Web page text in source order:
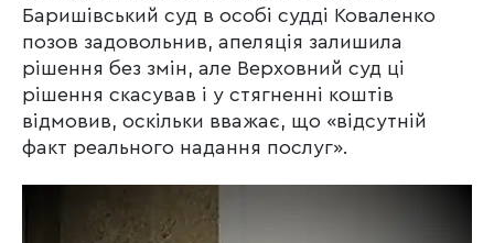
Баришівський суд в особі судді Коваленко
позов задовольнив, апеляція залишила
рішення без змін, але Верховний суд ці
рішення скасував і у стягненні коштів
відмовив, оскільки вважає, що «відсутній
факт реального надання послуг».